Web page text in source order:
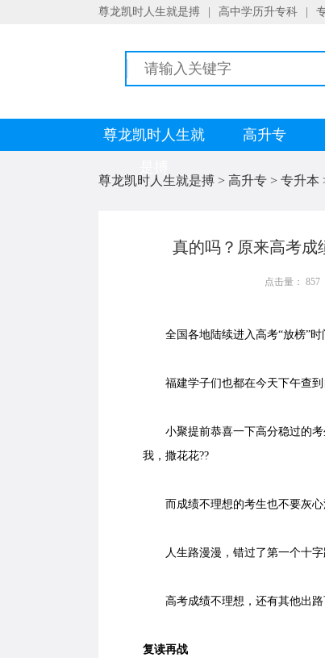
尊龙凯时人生就是搏 高中学历升专科
尊龙凯时人生就
高升专
尊龙凯时人生就是搏 > 高升专 > 专升本
真的吗？原来高考成
点击量： 857
全国各地陆续进入高考“放榜”时
福建学子们也都在今天下午查到
小聚提前恭喜一下高分稳过的考
我，撒花花??
而成绩不理想的考生也不要灰心
人生路漫漫，错过了第一个十字
高考成绩不理想，还有其他出路
复读再战